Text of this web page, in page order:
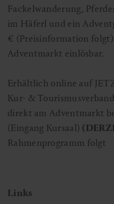
Fackelwanderung,
im Häferl und ein
€ (Preisinformation
Adventmarkt einlösbar.
Erhältlich online auf
Kur- &
direkt am Adventmarkt
(Eingang Kursaal)
Rahmenprogramm folgt
Links